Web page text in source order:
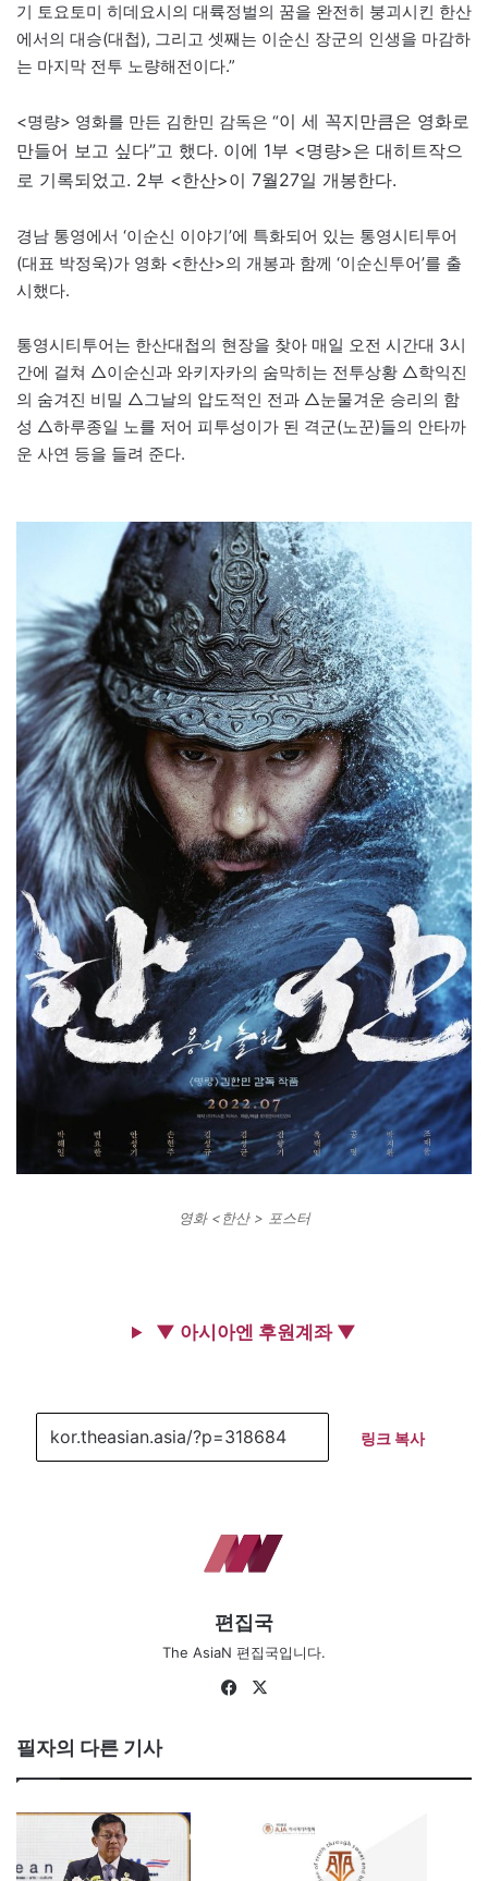
기 토요토미 히데요시의 대륙정벌의 꿈을 완전히 붕괴시킨 한산
에서의 대승(대첩), 그리고 셋째는 이순신 장군의 인생을 마감하
는 마지막 전투 노량해전이다.”
<명량> 영화를 만든 김한민 감독은 “이 세 꼭지만큼은 영화로
만들어 보고 싶다”고 했다. 이에 1부 <명량>은 대히트작으
로 기록되었고. 2부 <한산>이 7월27일 개봉한다.
경남 통영에서 ‘이순신 이야기’에 특화되어 있는 통영시티투어
(대표 박정욱)가 영화 <한산>의 개봉과 함께 ‘이순신투어’를 출
시했다.
통영시티투어는 한산대첩의 현장을 찾아 매일 오전 시간대 3시
간에 걸쳐 △이순신과 와키자카의 숨막히는 전투상황 △학익진
의 숨겨진 비밀 △그날의 압도적인 전과 △눈물겨운 승리의 함
성 △하루종일 노를 저어 피투성이가 된 격군(노꾼)들의 안타까
운 사연 등을 들려 준다.
영화 <한산 > 포스터
▼ 아시아엔 후원계좌 ▼
링크 복사
편집국
The AsiaN 편집국입니다.
Fa
필자의 다른 기사